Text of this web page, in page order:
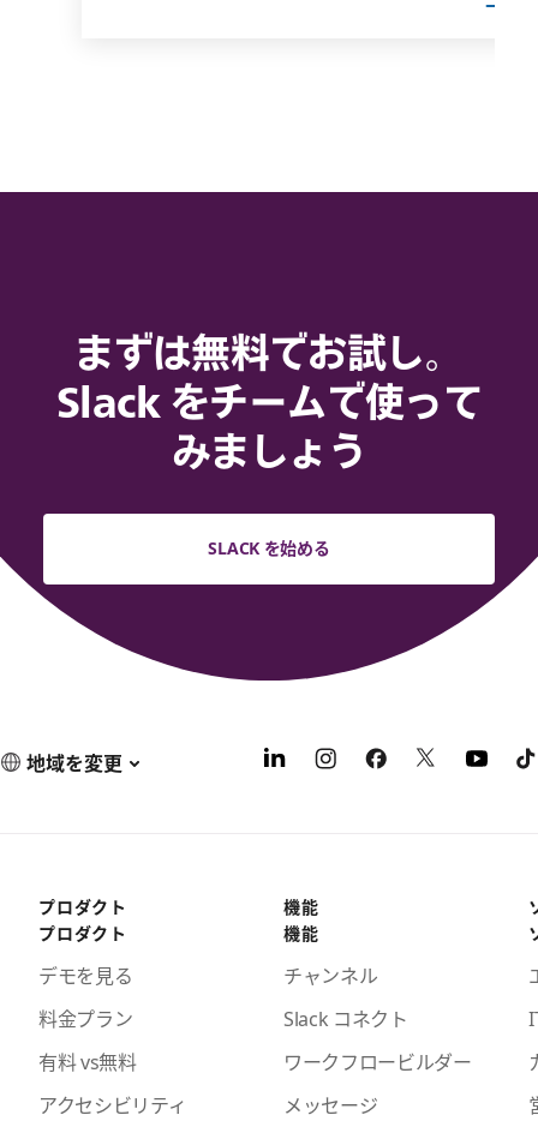
まずは無料でお試し。
Slack をチームで使って
みましょう
SLACK を始める
地域を変更
プロダクト
プロダクト
デモを見る
料金プラン
有料 vs無料
アクセシビリティ
機能
機能
チャンネル
Slack コネクト
ワークフロービルダー
メッセージ